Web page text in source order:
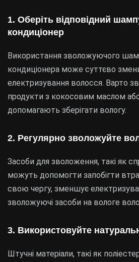
1. Оберіть відповідний
кондиціонер
Використання зволожуючого
кондиціонера може суттєво
електризування волосся. Варто
продукти з кокосовим маслом
допомагають зберігати вологу.
2. Регулярно зволожуйте
Засоби для зволоження, такі як
можуть допомогти запобігти
свою чергу, зменшує
зволожуючі засоби на вологе
3. Використовуйте
Штучні матеріали, такі як